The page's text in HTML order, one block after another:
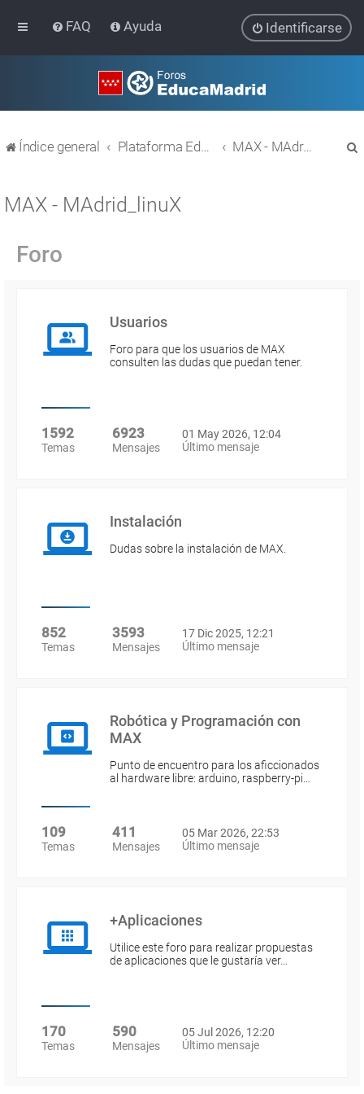
FAQ Ayuda Identificarse
Índice general Plataforma Educativa EducaMadrid MAX - MAdrid_linuX
MAX - MAdrid_linuX
Foro
Usuarios
Foro para que los usuarios de MAX
consulten las dudas que puedan tener.
1592
Temas
6923
Mensajes
01 May 2026, 12:04
Último mensaje
Instalación
Dudas sobre la instalación de MAX.
852
Temas
3593
Mensajes
17 Dic 2025, 12:21
Último mensaje
Robótica y Programación con
MAX
Punto de encuentro para los aficcionados
al hardware libre: arduino, raspberry-pi…
109
Temas
411
Mensajes
05 Mar 2026, 22:53
Último mensaje
+Aplicaciones
Utilice este foro para realizar propuestas
de aplicaciones que le gustaría ver…
170
Temas
590
Mensajes
05 Jul 2026, 12:20
Último mensaje